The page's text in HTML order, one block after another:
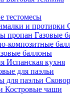
тестомесы
Газовые
баллоны
Испанская кухня
для паэльи
Костровые чаши